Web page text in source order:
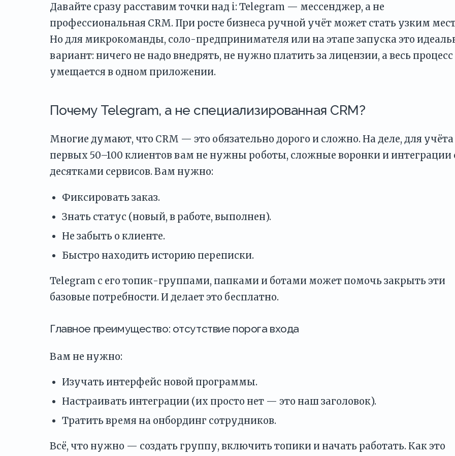
Давайте сразу расставим точки над i: Telegram — мессенджер, а не
профессиональная CRM. При росте бизнеса ручной учёт может стать узким
Но для микрокоманды, соло-предпринимателя или на этапе запуска это
вариант: ничего не надо внедрять, не нужно платить за лицензии, а весь процесс
умещается в одном приложении.
Почему Telegram, а не специализированная CRM?
Многие думают, что CRM — это обязательно дорого и сложно. На деле, для учёта
первых 50–100 клиентов вам не нужны роботы, сложные воронки и интеграции
десятками сервисов. Вам нужно:
Фиксировать заказ.
Знать статус (новый, в работе, выполнен).
Не забыть о клиенте.
Быстро находить историю переписки.
Telegram с его топик-группами, папками и ботами может помочь закрыть эти
базовые потребности. И делает это бесплатно.
Главное преимущество: отсутствие порога входа
Вам не нужно:
Изучать интерфейс новой программы.
Настраивать интеграции (их просто нет — это наш заголовок).
Тратить время на онбординг сотрудников.
Всё, что нужно — создать группу, включить топики и начать работать. Как это